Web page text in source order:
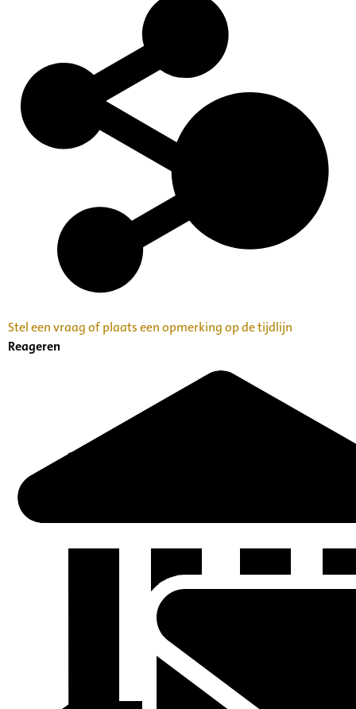
Stel een vraag of plaats een opmerking op de tijdlijn
Reageren